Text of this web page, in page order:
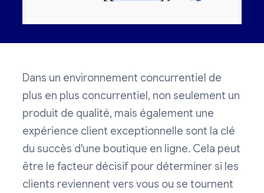
Dans un environnement concurrentiel de
plus en plus concurrentiel, non seulement un
produit de qualité, mais également une
expérience client exceptionnelle sont la clé
du succès d'une boutique en ligne. Cela peut
être le facteur décisif pour déterminer si les
clients reviennent vers vous ou se tournent